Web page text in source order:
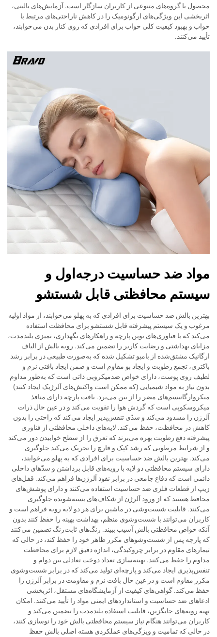
محصول با گروه‌های متنوعی از کاربران سازگار است. آزمایش‌های بالینی،
اثربخشی این ویژگی‌های ارگونومیک را در کاهش ناراحتی‌های مرتبط با
خواب و بهبود کیفیت کلی خواب برای افرادی که روی کنار بدن می‌خوابند،
تأیید می‌کنند.
مواد ضد حساسیت درجه‌اول و
سیستم محافظتی قابل شستشو
بهترین بالش ضد حساسیت برای افرادی که به پهلو می‌خوابند، از مواد اولیه
مرغوب و یک سیستم پیشرفته قابل شستشو برای محافظت استفاده
می‌کند که با فناوری‌های نوین پارچه و راهکارهای نگهداری، تمیزی بلندمدت،
مزایای بهداشتی و رضایت کاربر را تضمین می‌کند. رویه بالش از الیاف
ارگانیک مشتق‌شده از بامبو تشکیل شده که به‌صورت طبیعی در برابر رشد
باکتری، تجمع رطوبت و ایجاد بو مقاوم است و ضمن ایجاد بافتی نرم و
لطیف روی پوست، دارای خواص ضدمیکروبی ذاتی است که به‌طور مداوم
بدون نیاز به مواد شیمیایی (که ممکن است واکنش‌های آلرژیک ایجاد کنند)
میکروارگانیسم‌های مضر را از بین می‌برد. بافت پارچه دارای منافذ
میکروسکوپی است که گردش هوا را تقویت می‌کند و در عین حال ذرات
آلرژن را مسدود می‌کند و سدّی تنفس‌پذیر ایجاد می‌کند که راحتی را بدون
کاهش در محافظت، حفظ می‌کند. لایه‌های داخلی محافظتی از فناوری
پیشرفته دفع رطوبت بهره می‌برند که تعرق را از سطح خوابیدن دور می‌کند
و از شرایط مرطوبی که رشد کپک و قارچ را تحریک می‌کند جلوگیری
می‌کند. بهترین بالش ضد حساسیت برای افرادی که به پهلو می‌خوابند،
دارای سیستم محافظتی دو لایه با رویه‌های قابل برداشتن و سدّهای داخلی
دائمی است که دفاع جامعی در برابر نفوذ آلرژن‌ها فراهم می‌کند. قفل‌های
زیپ از قطعات فلزی ضد حساسیت استفاده می‌کنند و دارای پوشش‌های
محافظ هستند که از ورود آلرژن از شکاف‌های بسته‌شونده جلوگیری
می‌کنند. قابلیت شست‌وشی در ماشین برای هر دو لایه رویه فراهم است و
کاربران می‌توانند با شست‌و‌شوی منظم، بهداشت بهینه را حفظ کنند بدون
آنکه خواص محافظتی بالش آسیب ببیند. رنگ‌های ثابت‌رنگ تضمین می‌کنند
که پارچه پس از شست‌و‌شوهای مکرر ظاهر خود را حفظ کند، در حالی که
تیمارهای مقاوم در برابر چروکیدگی، اندازه دقیق لازم برای محافظت
مداوم را حفظ می‌کنند. بهینه‌سازی تعداد دوخت تعادلی بین دوام و
تنفس‌پذیری ایجاد می‌کند و پارچه‌ای تولید می‌کند که در برابر شست‌و‌شوی
مکرر مقاوم است و در عین حال بافت نرم و مقاومت در برابر آلرژن را
حفظ می‌کند. گواهی‌های کیفیت از آزمایشگاه‌های مستقل، اثربخشی
ادعاهای ضد حساسیت و استانداردهای ایمنی مواد را تأیید می‌کنند. امکان
تهیه رویه‌های جایگزین، قابلیت استفاده بلندمدت را تضمین می‌کند و
کاربران می‌توانند هنگام نیاز سیستم محافظتی بالش خود را نوسازی کنند،
در حالی که تمامیت و ویژگی‌های عملکردی هسته اصلی بالش حفظ